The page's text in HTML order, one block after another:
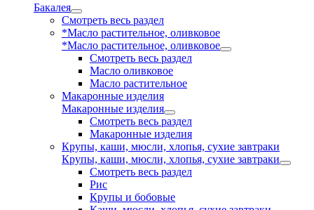
Бакалея
Смотреть весь раздел
*Масло растительное, оливковое
*Масло растительное, оливковое
Смотреть весь раздел
Масло оливковое
Масло растительное
Макаронные изделия
Макаронные изделия
Смотреть весь раздел
Макаронные изделия
Крупы, каши, мюсли, хлопья, сухие завтраки
Крупы, каши, мюсли, хлопья, сухие завтраки
Смотреть весь раздел
Рис
Крупы и бобовые